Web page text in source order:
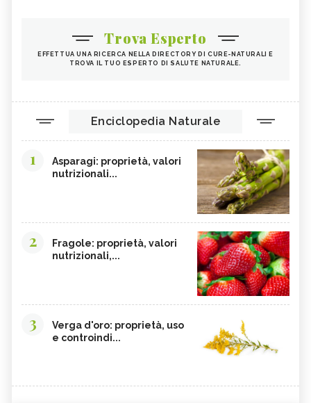
Trova Esperto
EFFETTUA UNA RICERCA NELLA DIRECTORY DI CURE-NATURALI E
TROVA IL TUO ESPERTO DI SALUTE NATURALE.
Enciclopedia Naturale
1
Asparagi: proprietà, valori
nutrizionali...
2
Fragole: proprietà, valori
nutrizionali,...
3
Verga d'oro: proprietà, uso
e controindi...